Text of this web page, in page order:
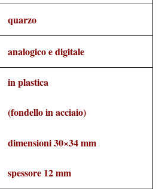
quarzo
analogico e digitale
in plastica
(fondello in acciaio)
dimensioni 30×34 mm
spessore 12 mm